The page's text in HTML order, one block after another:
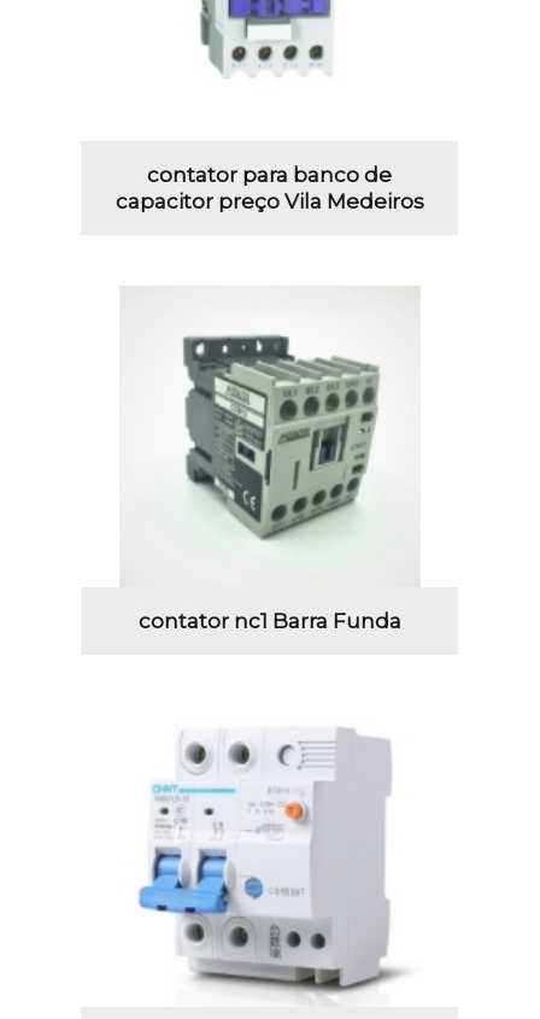
contator para banco de
capacitor preço Vila Medeiros
contator nc1 Barra Funda